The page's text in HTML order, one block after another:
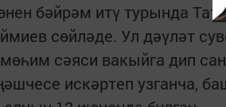
бәйрәм итү турында
сөйләде. Ул дәүләт
сәяси вакыйга дип
искәртеп узганча,